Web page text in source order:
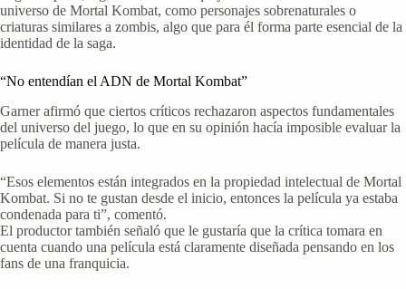
universo de Mortal Kombat, como personajes sobrenaturales o
criaturas similares a zombis, algo que para él forma parte esencial de la
identidad de la saga.
“No entendían el ADN de Mortal Kombat”
Garner afirmó que ciertos críticos rechazaron aspectos fundamentales
del universo del juego, lo que en su opinión hacía imposible evaluar la
película de manera justa.
“Esos elementos están integrados en la propiedad intelectual de Mortal
Kombat. Si no te gustan desde el inicio, entonces la película ya estaba
condenada para ti”, comentó.
El productor también señaló que le gustaría que la crítica tomara en
cuenta cuando una película está claramente diseñada pensando en los
fans de una franquicia.